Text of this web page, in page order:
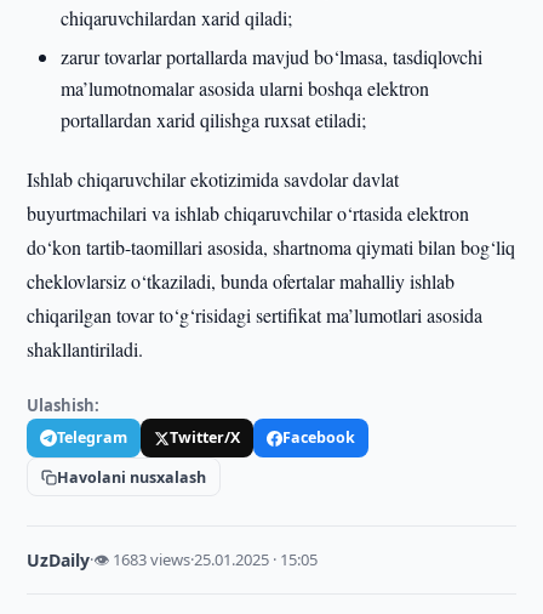
chiqaruvchilardan xarid qiladi;
zarur tovarlar portallarda mavjud bo‘lmasa, tasdiqlovchi
ma’lumotnomalar asosida ularni boshqa elektron
portallardan xarid qilishga ruxsat etiladi;
Ishlab chiqaruvchilar ekotizimida savdolar davlat
buyurtmachilari va ishlab chiqaruvchilar o‘rtasida elektron
do‘kon tartib-taomillari asosida, shartnoma qiymati bilan bog‘liq
cheklovlarsiz o‘tkaziladi, bunda ofertalar mahalliy ishlab
chiqarilgan tovar to‘g‘risidagi sertifikat ma’lumotlari asosida
shakllantiriladi.
Ulashish:
Telegram Twitter/X
Facebook
Havolani nusxalash
UzDaily·👁 1683 views·25.01.2025 · 15:05